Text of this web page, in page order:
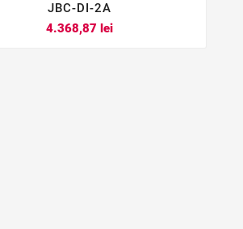
  
JBC-DI-2A
4.368,87 leiPret